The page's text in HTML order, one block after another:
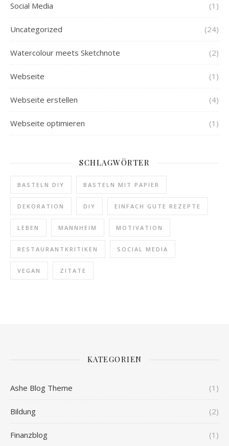
Social Media (1)
Uncategorized (24)
Watercolour meets Sketchnote (2)
Webseite (1)
Webseite erstellen (4)
Webseite optimieren (1)
SCHLAGWÖRTER
BASTELN DIY BASTELN MIT PAPIER
DEKORATION DIY EINFACH GUTE REZEPTE
LEBEN MANNHEIM MOTIVATION
RESTAURANTKRITIKEN SOCIAL MEDIA
VEGAN ZITATE
KATEGORIEN
Ashe Blog Theme (1)
Bildung (2)
Finanzblog (1)